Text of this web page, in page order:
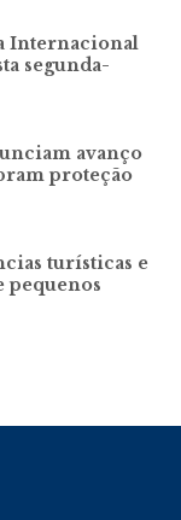
Internacional
segunda-
avanço
proteção
turísticas e
pequenos